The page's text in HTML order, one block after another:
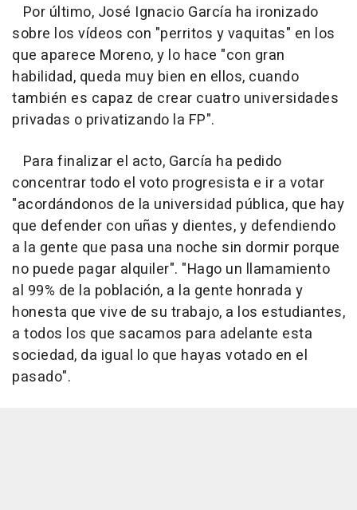
Por último, José Ignacio García ha ironizado
sobre los vídeos con "perritos y vaquitas" en los
que aparece Moreno, y lo hace "con gran
habilidad, queda muy bien en ellos, cuando
también es capaz de crear cuatro universidades
privadas o privatizando la FP".
Para finalizar el acto, García ha pedido
concentrar todo el voto progresista e ir a votar
"acordándonos de la universidad pública, que hay
que defender con uñas y dientes, y defendiendo
a la gente que pasa una noche sin dormir porque
no puede pagar alquiler". "Hago un llamamiento
al 99% de la población, a la gente honrada y
honesta que vive de su trabajo, a los estudiantes,
a todos los que sacamos para adelante esta
sociedad, da igual lo que hayas votado en el
pasado".